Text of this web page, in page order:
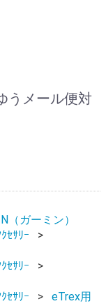
うメール便対
（ガーミン）
ｾｻﾘｰ
ｾｻﾘｰ
ｾｻﾘｰ eTrex用